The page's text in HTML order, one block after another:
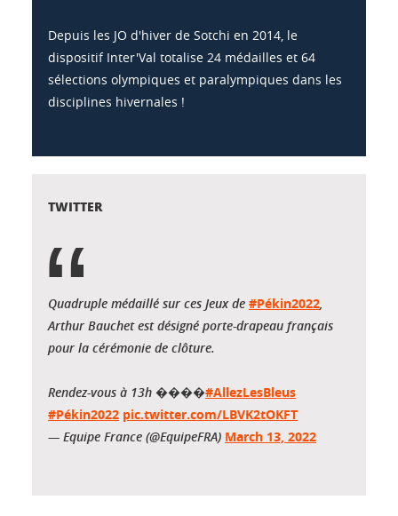
Depuis les JO d'hiver de Sotchi en 2014, le
dispositif Inter'Val totalise 24 médailles et 64
sélections olympiques et paralympiques dans les
disciplines hivernales !
TWITTER
Quadruple médaillé sur ces Jeux de #Pékin2022
Arthur Bauchet est désigné porte-drapeau français
pour la cérémonie de clôture.
Rendez-vous à 13h ����#AllezLesBleus
#Pékin2022 pic.twitter.com/LBVK2tOKFT
— Equipe France (@EquipeFRA) March 13, 2022